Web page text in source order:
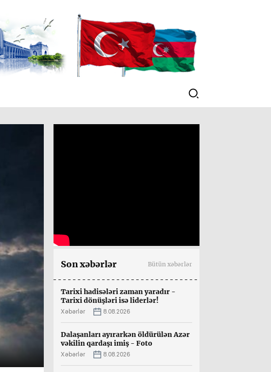
Son xəbərlər Bütün xəbərlər
Tarixi hadisələri zaman yaradır -
Tarixi dönüşləri isə liderlər!
Xəbərlər 8.08.2026
Dalaşanları ayırarkən öldürülən Azər
vəkilin qardaşı imiş - Foto
Xəbərlər 8.08.2026